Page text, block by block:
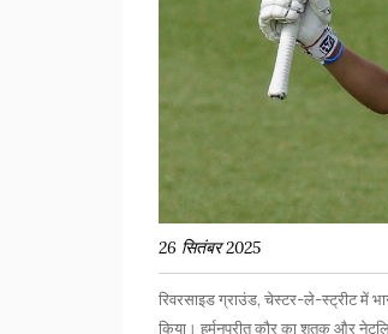
26 सितंबर 2025
रिवरसाइड ग्राउंड, चेस्टर-ले-स्ट्रीट में
किया। हर्मनप्रीत कौर का शतक और